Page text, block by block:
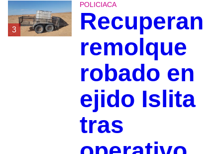
3
POLICIACA
Recuperan
remolque
robado en
ejido Islita
tras